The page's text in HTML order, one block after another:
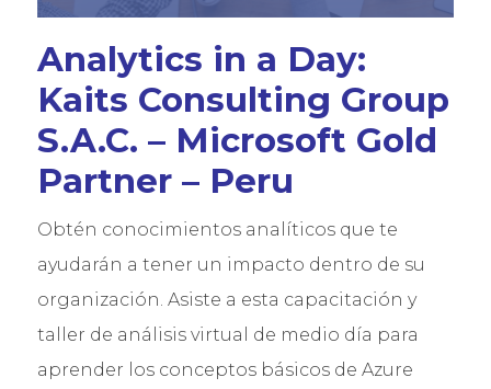
Microsoft Licenses
Analytics in a Day:
Kaits Consulting Group
S.A.C. – Microsoft Gold
Partner – Peru
Obtén conocimientos analíticos que te
ayudarán a tener un impacto dentro de su
organización. Asiste a esta capacitación y
taller de análisis virtual de medio día para
aprender los conceptos básicos de Azure